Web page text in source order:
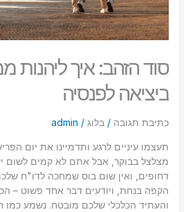
סוד הזהב: איך ליהנות
ביציאה לפנסיה
כתיבת תגובה / בלוג/
admin
תעצמו עיניים לרגע ותדמיינו את יום
מצלצל בבוקר, אבל אתם לא קמים לשום
דחופים, ואין שום בוס שמחכה לדו"ח
הקפה בנחת, ויודעים דבר אחד פשוט –
והעתיד הכלכלי שלכם מובטח. נשמע כמו